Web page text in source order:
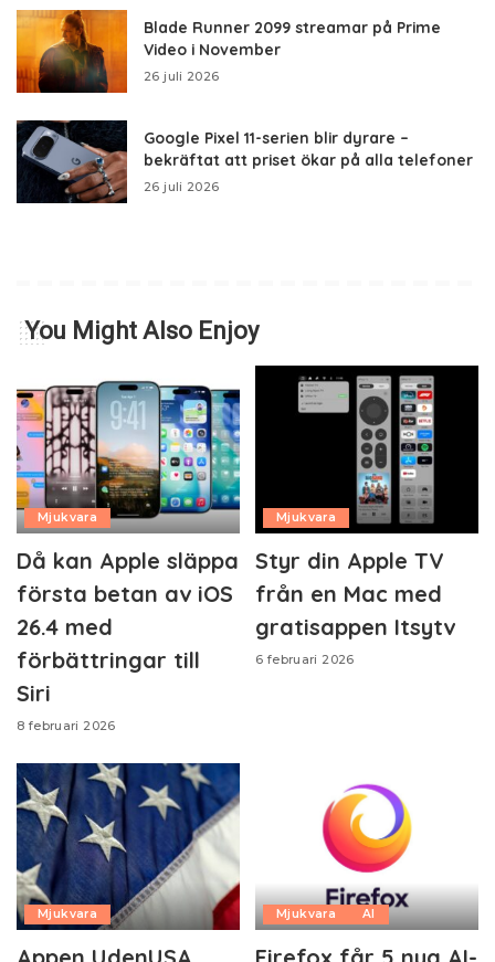
Blade Runner 2099 streamar på Prime
Video i November
26 juli 2026
Google Pixel 11-serien blir dyrare –
bekräftat att priset ökar på alla telefoner
26 juli 2026
You Might Also Enjoy
Mjukvara
Då kan Apple släppa
första betan av iOS
26.4 med
förbättringar till
Siri
8 februari 2026
Mjukvara
Styr din Apple TV
från en Mac med
gratisappen Itsytv
6 februari 2026
Mjukvara Mjukvara AI